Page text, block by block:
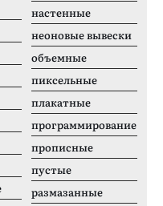
настенные
неоновые вывески
объемные
пиксельные
плакатные
программирование
прописные
пустые
размазанные